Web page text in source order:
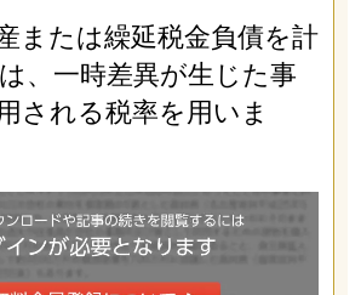
または繰延税金負債を計
、一時差異が生じた事
される税率を用いま